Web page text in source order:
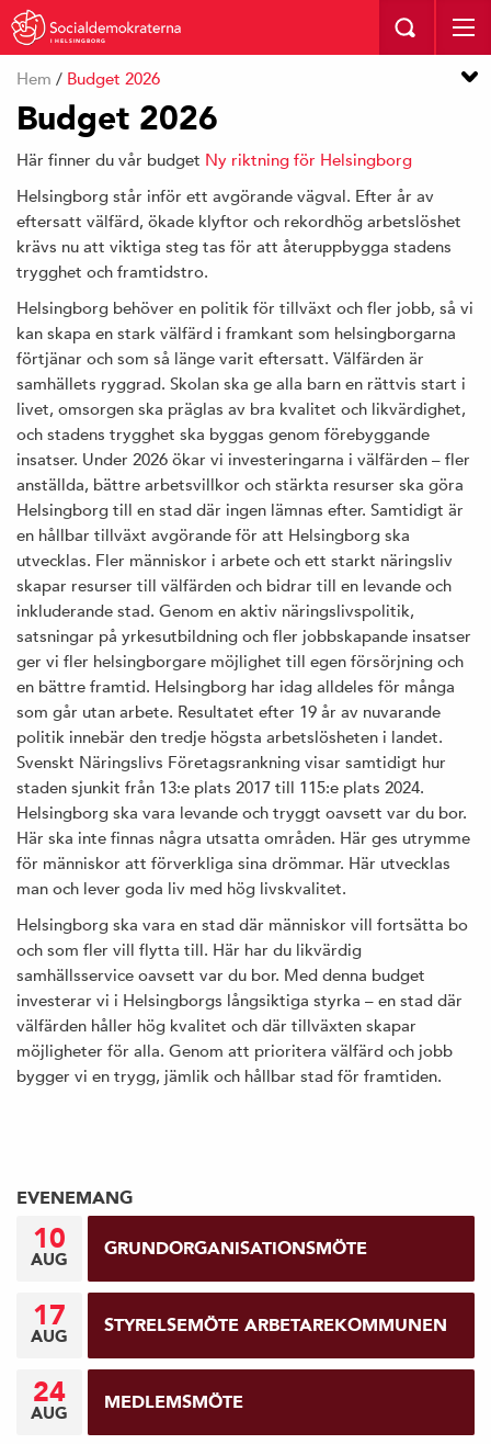
I HELSINGBORG
Hem / Budget 2026
Budget 2026
Här finner du vår budget Ny riktning för Helsingborg
Helsingborg står inför ett avgörande vägval. Efter år av
eftersatt välfärd, ökade klyftor och rekordhög arbetslöshet
krävs nu att viktiga steg tas för att återuppbygga stadens
trygghet och framtidstro.
Helsingborg behöver en politik för tillväxt och fler jobb, så vi
kan skapa en stark välfärd i framkant som helsingborgarna
förtjänar och som så länge varit eftersatt. Välfärden är
samhällets ryggrad. Skolan ska ge alla barn en rättvis start i
livet, omsorgen ska präglas av bra kvalitet och likvärdighet,
och stadens trygghet ska byggas genom förebyggande
insatser. Under 2026 ökar vi investeringarna i välfärden – fler
anställda, bättre arbetsvillkor och stärkta resurser ska göra
Helsingborg till en stad där ingen lämnas efter. Samtidigt är
en hållbar tillväxt avgörande för att Helsingborg ska
utvecklas. Fler människor i arbete och ett starkt näringsliv
skapar resurser till välfärden och bidrar till en levande och
inkluderande stad. Genom en aktiv näringslivspolitik,
satsningar på yrkesutbildning och fler jobbskapande insatser
ger vi fler helsingborgare möjlighet till egen försörjning och
en bättre framtid. Helsingborg har idag alldeles för många
som går utan arbete. Resultatet efter 19 år av nuvarande
politik innebär den tredje högsta arbetslösheten i landet.
Svenskt Näringslivs Företagsrankning visar samtidigt hur
staden sjunkit från 13:e plats 2017 till 115:e plats 2024.
Helsingborg ska vara levande och tryggt oavsett var du bor.
Här ska inte finnas några utsatta områden. Här ges utrymme
för människor att förverkliga sina drömmar. Här utvecklas
man och lever goda liv med hög livskvalitet.
Helsingborg ska vara en stad där människor vill fortsätta bo
och som fler vill flytta till. Här har du likvärdig
samhällsservice oavsett var du bor. Med denna budget
investerar vi i Helsingborgs långsiktiga styrka – en stad där
välfärden håller hög kvalitet och där tillväxten skapar
möjligheter för alla. Genom att prioritera välfärd och jobb
bygger vi en trygg, jämlik och hållbar stad för framtiden.
EVENEMANG
10
AUG GRUNDORGANISATIONSMÖTE
17
AUG STYRELSEMÖTE ARBETAREKOMMUNEN
24
AUG MEDLEMSMÖTE